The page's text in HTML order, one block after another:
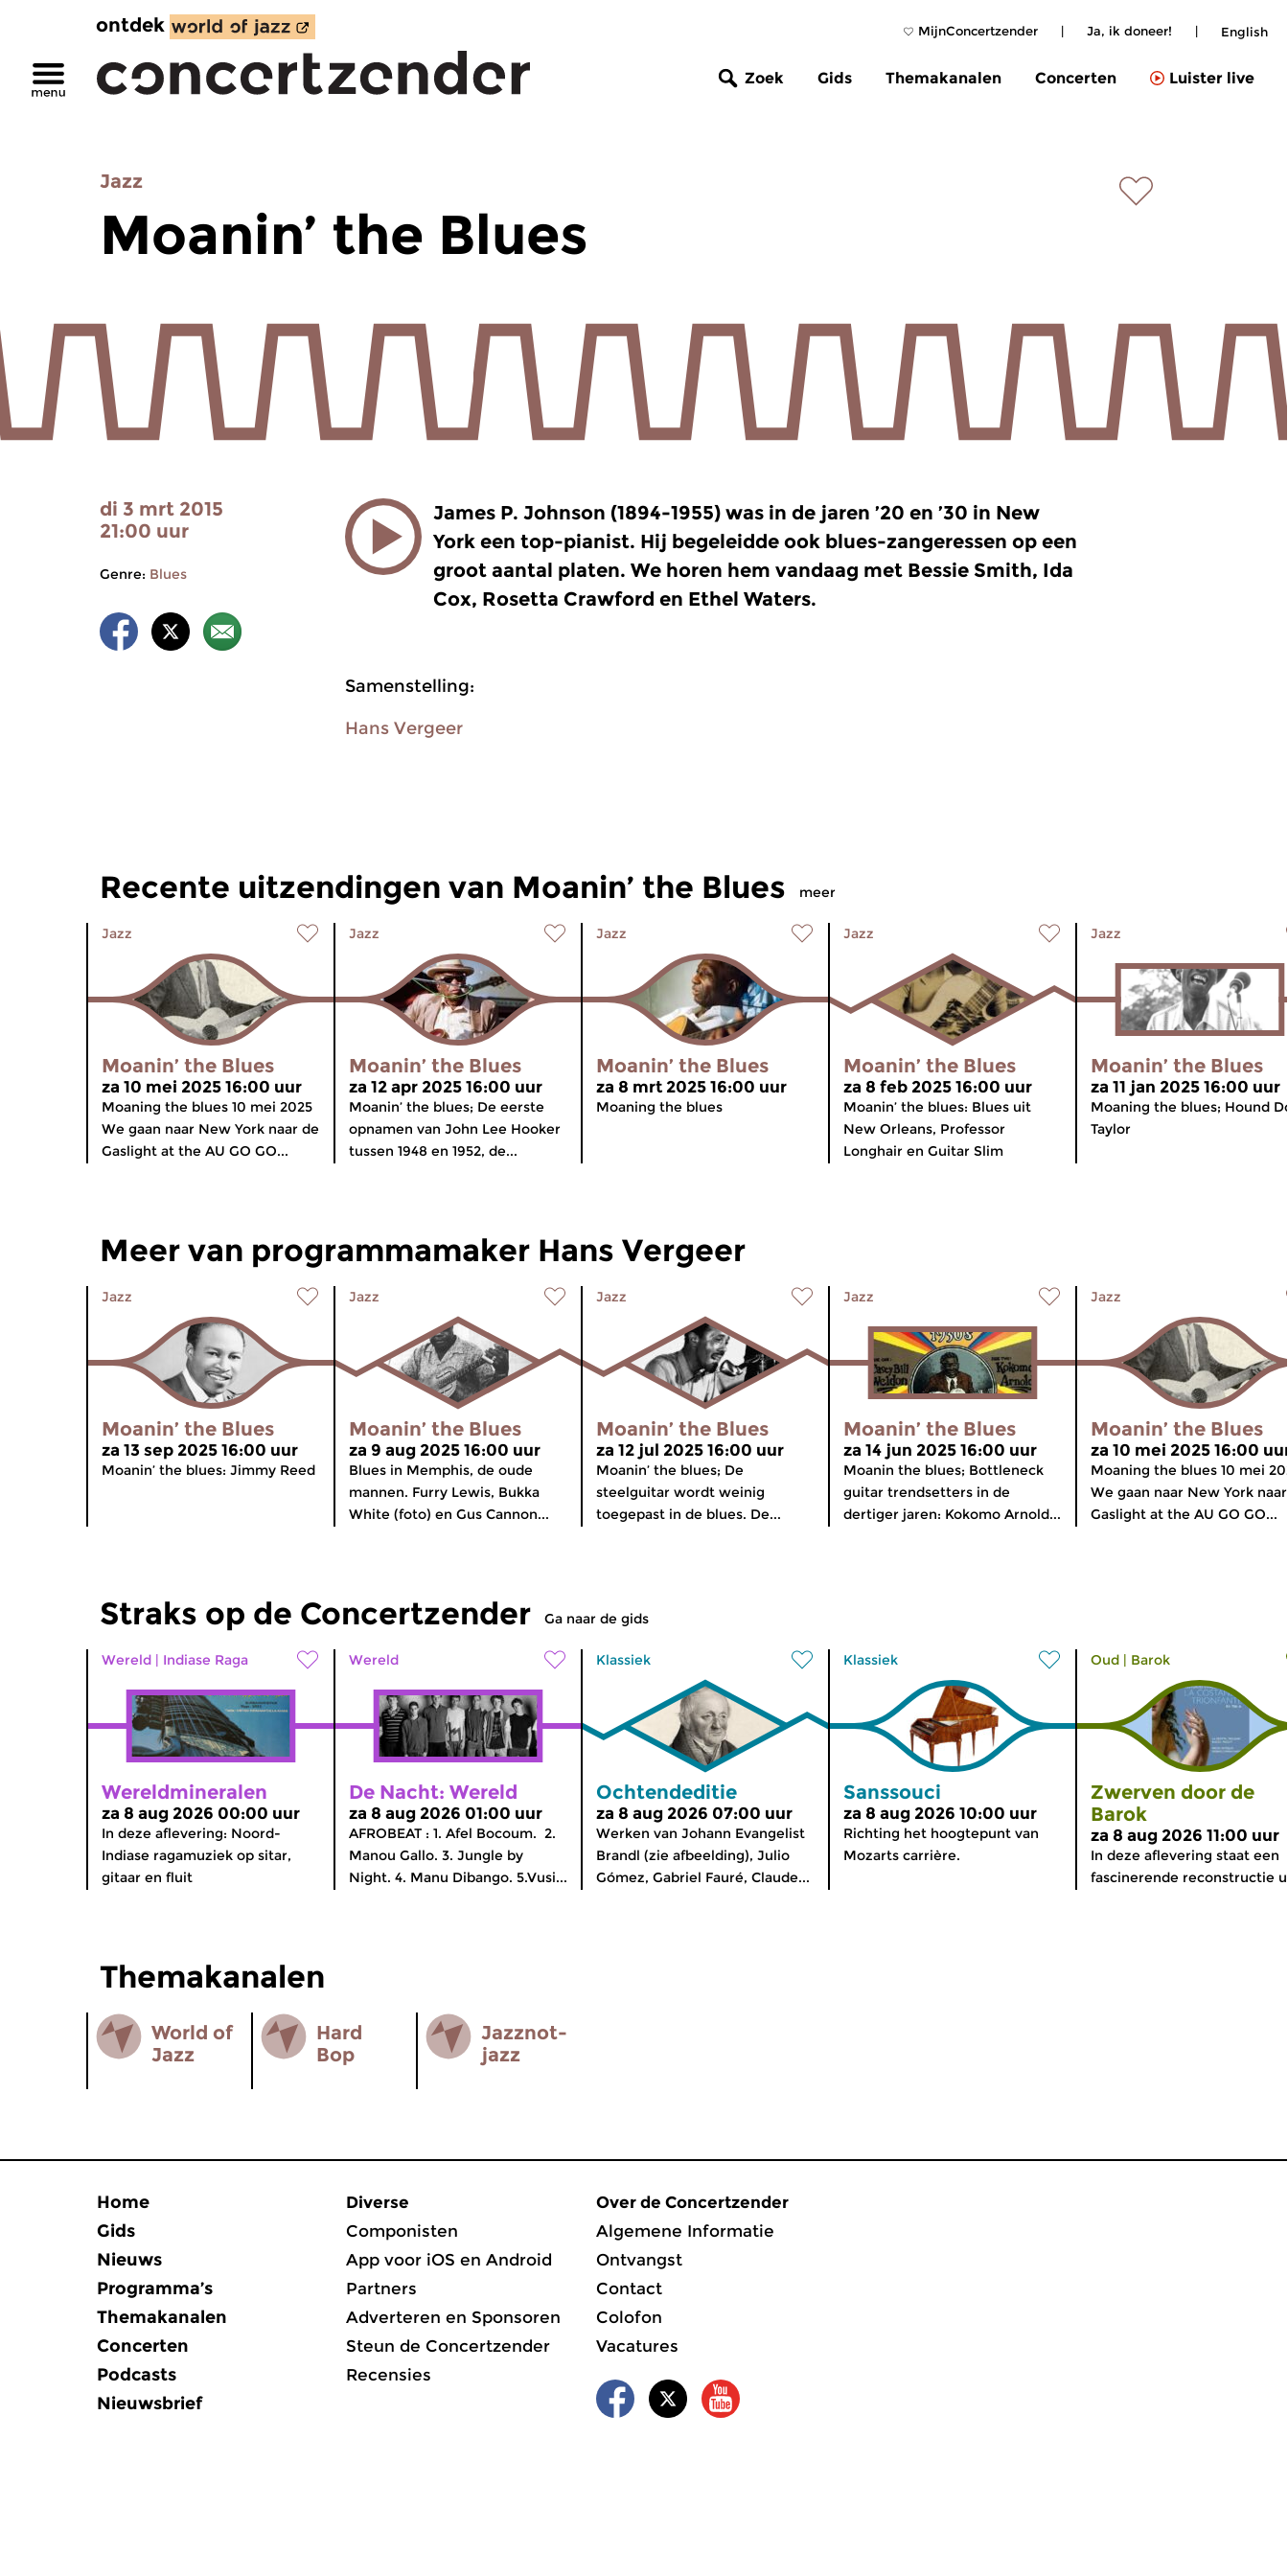
MijnConcertzender | Ja, ik doneer! | English
ontdek
Zoek Gids Themakanalen Concerten Luister live
Jazz
Moanin’ the Blues
di 3 mrt 2015
21:00 uur
Genre: Blues
James P. Johnson (1894-1955) was in de jaren ’20 en ’30 in New
York een top-pianist. Hij begeleidde ook blues-zangeressen op een
groot aantal platen. We horen hem vandaag met Bessie Smith, Ida
Cox, Rosetta Crawford en Ethel Waters.
Samenstelling:
Hans Vergeer
Recente uitzendingen van Moanin’ the Blues meer
Jazz
Moanin’ the Blues
za 10 mei 2025 16:00 uur
Moaning the blues 10 mei 2025
We gaan naar New York naar de
Gaslight at the AU GO GO...
Jazz
Moanin’ the Blues
za 12 apr 2025 16:00 uur
Moanin’ the blues; De eerste
opnamen van John Lee Hooker
tussen 1948 en 1952, de...
Jazz
Moanin’ the Blues
za 8 mrt 2025 16:00 uur
Moaning the blues
Jazz
Moanin’ the Blues
za 8 feb 2025 16:00 uur
Moanin’ the blues: Blues uit
New Orleans, Professor
Longhair en Guitar Slim
Jazz
Moanin’ the Blues
za 11 jan 2025 16:00 uur
Moaning the blues; Hound
Taylor
Meer van programmamaker Hans Vergeer
Jazz
Moanin’ the Blues
za 13 sep 2025 16:00 uur
Moanin’ the blues: Jimmy Reed
Jazz
Moanin’ the Blues
za 9 aug 2025 16:00 uur
Blues in Memphis, de oude
mannen. Furry Lewis, Bukka
White (foto) en Gus Cannon...
Jazz
Moanin’ the Blues
za 12 jul 2025 16:00 uur
Moanin’ the blues; De
steelguitar wordt weinig
toegepast in de blues. De...
Jazz
Moanin’ the Blues
za 14 jun 2025 16:00 uur
Moanin the blues; Bottleneck
guitar trendsetters in de
dertiger jaren: Kokomo Arnold...
Jazz
Moanin’ the Blues
za 10 mei 2025 16:00
Moaning the blues 10 mei
We gaan naar New York
Gaslight at the AU GO GO...
Straks op de Concertzender Ga naar de gids
Wereld | Indiase Raga
Wereldmineralen
za 8 aug 2026 00:00 uur
In deze aflevering: Noord-
Indiase ragamuziek op sitar,
gitaar en fluit
Wereld
De Nacht: Wereld
za 8 aug 2026 01:00 uur
AFROBEAT : 1. Afel Bocoum. 2.
Manou Gallo. 3. Jungle by
Night. 4. Manu Dibango. 5.Vusi...
Klassiek
Ochtendeditie
za 8 aug 2026 07:00 uur
Werken van Johann Evangelist
Brandl (zie afbeelding), Julio
Gómez, Gabriel Fauré, Claude...
Klassiek
Sanssouci
za 8 aug 2026 10:00 uur
Richting het hoogtepunt van
Mozarts carrière.
Oud | Barok
Zwerven door de
Barok
za 8 aug 2026 11:00 uur
In deze aflevering staat een
fascinerende reconstructie
Themakanalen
World of
Jazz
Hard
Bop
Jazz­not­
jazz
Home
Gids
Nieuws
Programma’s
Themakanalen
Concerten
Podcasts
Nieuwsbrief
Diverse
Componisten
App voor iOS en Android
Partners
Adverteren en Sponsoren
Steun de Concertzender
Recensies
Over de Concertzender
Algemene Informatie
Ontvangst
Contact
Colofon
Vacatures